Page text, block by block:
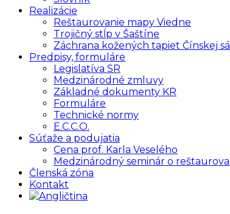
Realizácie
Reštaurovanie mapy Viedne
Trojičný stĺp v Šaštíne
Záchrana kožených tapiet Čínskej
Predpisy, formuláre
Legislatíva SR
Medzinárodné zmluvy
Základné dokumenty KR
Formuláre
Technické normy
E.C.C.O.
Súťaže a podujatia
Cena prof. Karla Veselého
Medzinárodný seminár o
Členská zóna
Kontakt